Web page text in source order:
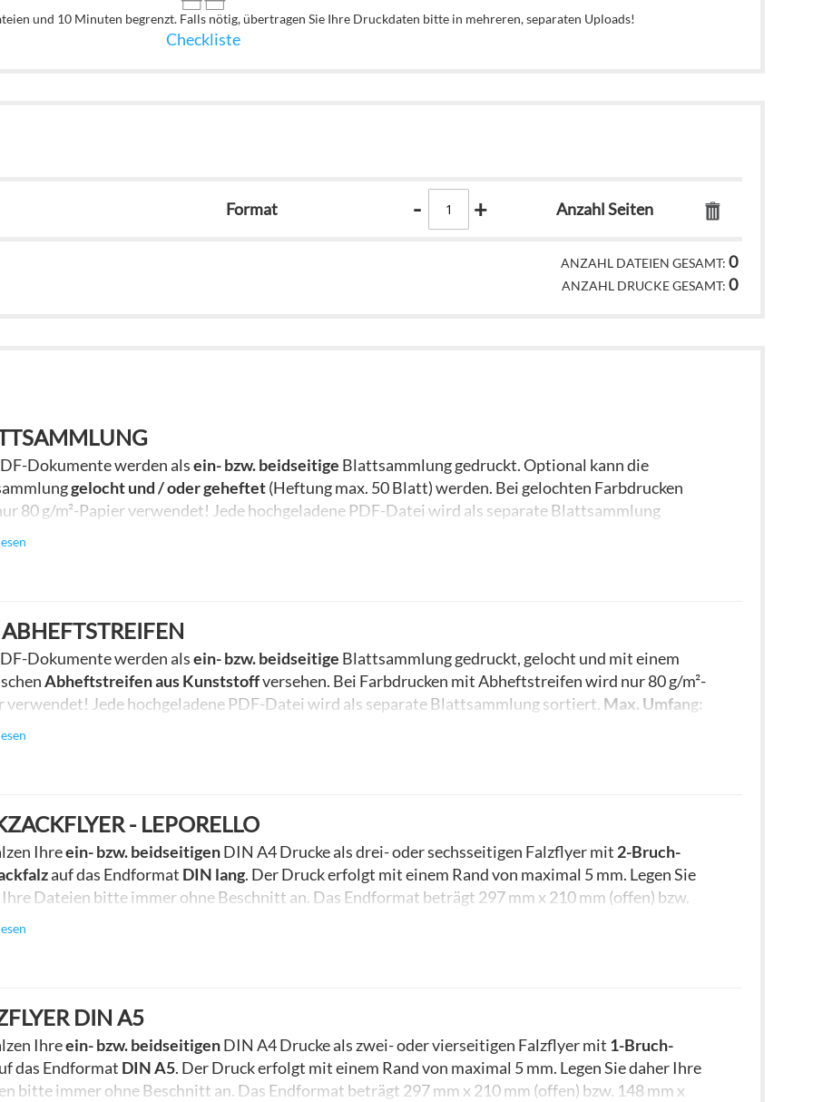
und 10 Minuten begrenzt. Falls nötig, übertragen Sie Ihre Druckdaten bitte in mehreren, separaten Uploads!
Checkliste
Format - Quantity for all files
+ Anzahl Seiten
ANZAHL DATEIEN GESAMT: 0
ANZAHL DRUCKE GESAMT: 0
Dokumente werden alsein- bzw. beidseitige Blattsammlung gedruckt. Optional kann die
gelocht und / oder geheftet(Heftung max. 50 Blatt) werden. Bei gelochten Farbdrucken
80 g/m²-Papier verwendet! Jede hochgeladene PDF-Datei wird als separate Blattsammlung
Bei mehr als drei Blättern pro Datei erfolgt die Sortierung immer mit einem farbigen Trennblatt.
Dokumente werden alsein- bzw. beidseitige Blattsammlung gedruckt, gelocht und mit einem
Abheftstreifen aus Kunststoffversehen. Bei Farbdrucken mit Abheftstreifen wird nur 80 g/m²-
verwendet! Jede hochgeladene PDF-Datei wird als separate Blattsammlung sortiert. Max. Umfang:
- LEPORELLO
Ihreein- bzw. beidseitigenDIN A4 Drucke als drei- oder sechsseitigen Falzflyer mit 2-Bruch-
auf das Endformat DIN lang. Der Druck erfolgt mit einem Rand von maximal 5 mm. Legen Sie
Dateien bitte immer ohne Beschnitt an. Das Endformat beträgt 297 mm x 210 mm (offen) bzw.
x 210 mm (geschlossen).
DIN A5
Ihreein- bzw. beidseitigenDIN A4 Drucke als zwei- oder vierseitigen Falzflyer mit 1-Bruch-
das Endformat DIN A5. Der Druck erfolgt mit einem Rand von maximal 5 mm. Legen Sie daher Ihre
bitte immer ohne Beschnitt an. Das Endformat beträgt 297 mm x 210 mm (offen) bzw. 148 mm x